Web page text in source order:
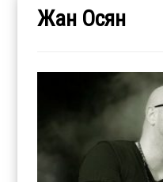
Жан Осян